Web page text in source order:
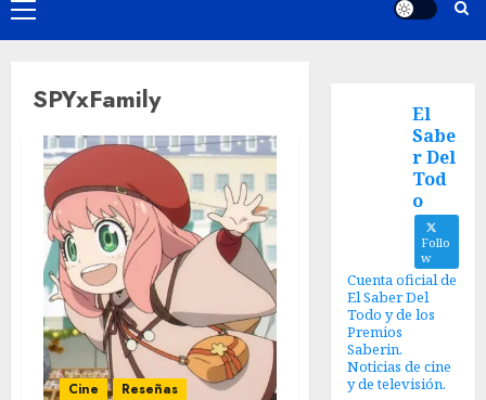
SPYxFamily
Cine Reseñas
El
Sabe
r Del
Tod
o
Follo
w
Cuenta oficial de
El Saber Del
Todo y de los
Premios
Saberin.
Noticias de cine
y de televisión.